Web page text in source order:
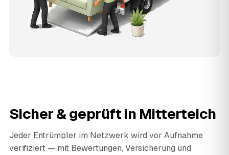
Sicher & geprüft in Mitterteich
Jeder Entrümpler im Netzwerk wird vor Aufnahme
verifiziert — mit Bewertungen, Versicherung und